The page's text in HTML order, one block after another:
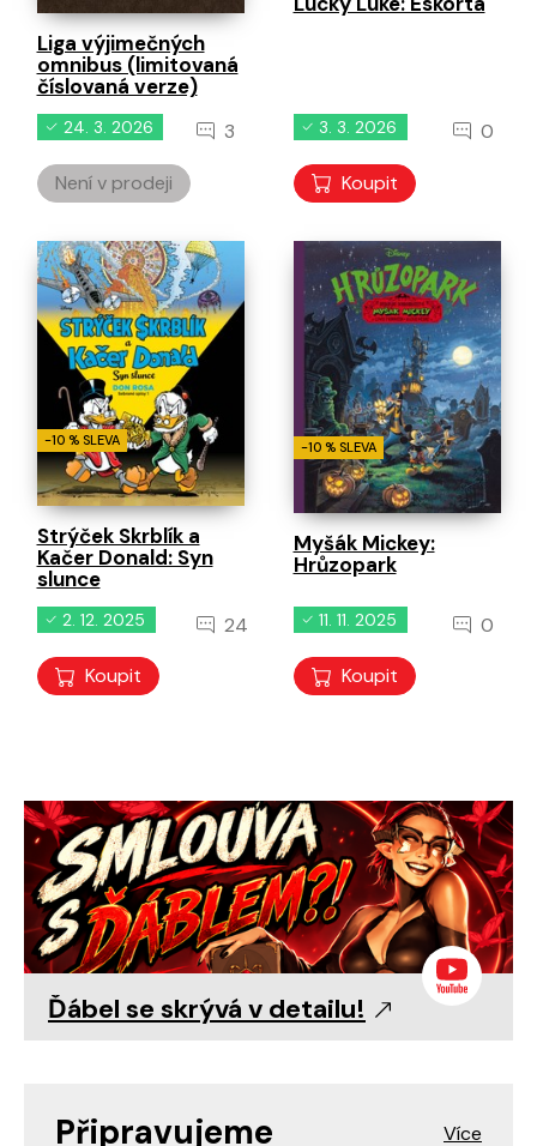
Liga výjimečných
omnibus (limitovaná
číslovaná verze)
24. 3. 2026 3
Není v prodeji
3. 3. 2026 0
Koupit
-10 % SLEVA
Strýček Skrblík a
Kačer Donald: Syn
slunce
2. 12. 2025 24
Koupit
-10 % SLEVA
Myšák Mickey:
Hrůzopark
11. 11. 2025 0
Koupit
Ďábel se skrývá v detailu!
Připravujeme